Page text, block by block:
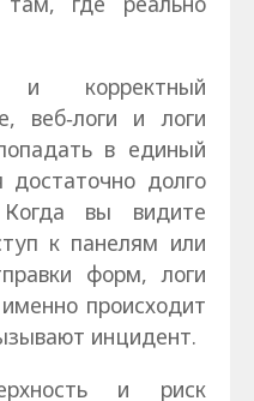
и корректный
веб‑логи и логи
в единый
достаточно долго
Когда вы видите
к панелям или
форм, логи
происходит
инцидент.
и риск